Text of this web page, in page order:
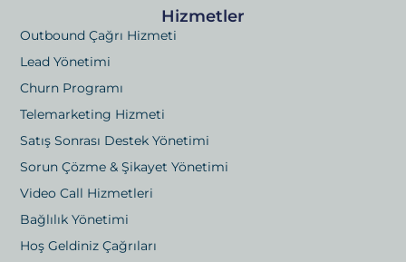
Hizmetler
Outbound Çağrı Hizmeti
Lead Yönetimi
Churn Programı
Telemarketing Hizmeti
Satış Sonrası Destek Yönetimi
Sorun Çözme & Şikayet Yönetimi
Video Call Hizmetleri
Bağlılık Yönetimi
Hoş Geldiniz Çağrıları